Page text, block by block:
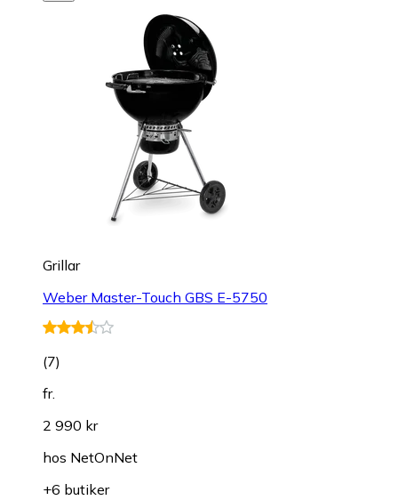
Grillar
Weber Master-Touch GBS E-5750
(7)
fr.
2 990 kr
hos NetOnNet
+6 butiker